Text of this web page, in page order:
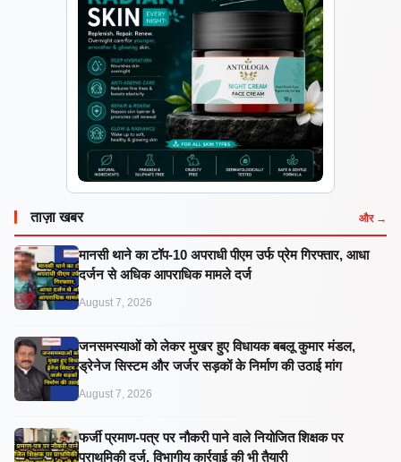
ताज़ा खबर और →
मानसी थाने का टॉप-10 अपराधी पीएम उर्फ प्रेम गिरफ्तार, आधा
दर्जन से अधिक आपराधिक मामले दर्ज
August 7, 2026
जनसमस्याओं को लेकर मुखर हुए विधायक बबलू कुमार मंडल,
ड्रेनेज सिस्टम और जर्जर सड़कों के निर्माण की उठाई मांग
August 7, 2026
फर्जी प्रमाण-पत्र पर नौकरी पाने वाले नियोजित शिक्षक पर
प्राथमिकी दर्ज, विभागीय कार्रवाई की भी तैयारी